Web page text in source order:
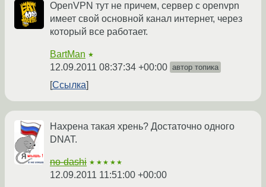
OpenVPN тут не причем, сервер с openvpn
имеет свой основной канал интернет, через
который все работает.
BartMan ★
12.09.2011 08:37:34 +00:00 автор топика
Ссылка
Нахрена такая хрень? Достаточно одного
DNAT.
no-dashi ★★★★★
12.09.2011 11:51:00 +00:00